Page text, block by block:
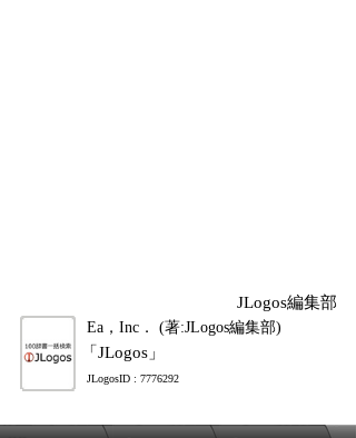
JLogos編集部
Ea，Inc． (著:JLogos編集部)
「JLogos」
JLogosID : 7776292